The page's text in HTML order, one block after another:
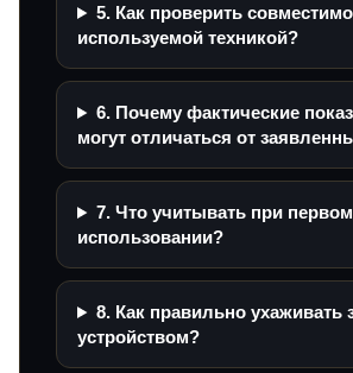
5. Как проверить
используемой техникой?
6. Почему фактические
могут отличаться от
7. Что учитывать при первом
использовании?
8. Как правильно ухаживать
устройством?